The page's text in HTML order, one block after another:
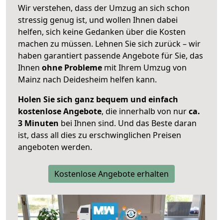
Wir verstehen, dass der Umzug an sich schon
stressig genug ist, und wollen Ihnen dabei
helfen, sich keine Gedanken über die Kosten
machen zu müssen. Lehnen Sie sich zurück – wir
haben garantiert passende Angebote für Sie, das
Ihnen ohne Probleme mit Ihrem Umzug von
Mainz nach Deidesheim helfen kann.
Holen Sie sich ganz bequem und einfach
kostenlose Angebote, die innerhalb von nurca.
3 Minuten bei Ihnen sind. Und das Beste daran
ist, dass all dies zu erschwinglichen Preisen
angeboten werden.
Kostenlose Angebote erhalten